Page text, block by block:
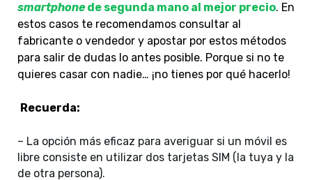
smartphonede segunda mano al mejor precio. En
estos casos te recomendamos consultar al
fabricante o vendedor y apostar por estos métodos
para salir de dudas lo antes posible. Porque si no te
quieres casar con nadie… ¡no tienes por qué hacerlo!
Recuerda:
– La opción más eficaz para averiguar si un móvil es
libre consiste en utilizar dos tarjetas SIM (la tuya y la
de otra persona).